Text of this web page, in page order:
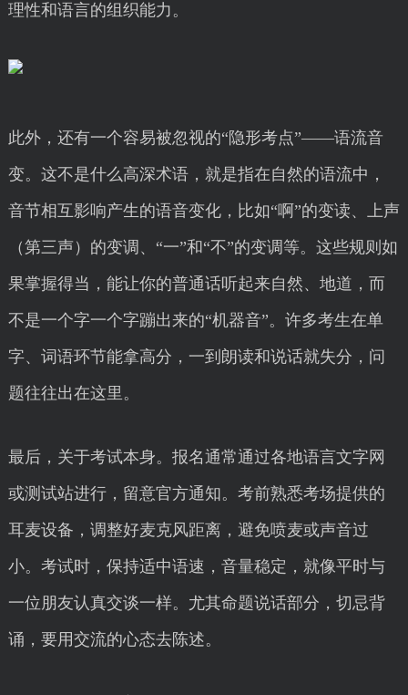
理性和语言的组织能力。
此外，还有一个容易被忽视的“隐形考点”——语流音
变。这不是什么高深术语，就是指在自然的语流中，
音节相互影响产生的语音变化，比如“啊”的变读、上声
（第三声）的变调、“一”和“不”的变调等。这些规则如
果掌握得当，能让你的普通话听起来自然、地道，而
不是一个字一个字蹦出来的“机器音”。许多考生在单
字、词语环节能拿高分，一到朗读和说话就失分，问
题往往出在这里。
最后，关于考试本身。报名通常通过各地语言文字网
或测试站进行，留意官方通知。考前熟悉考场提供的
耳麦设备，调整好麦克风距离，避免喷麦或声音过
小。考试时，保持适中语速，音量稳定，就像平时与
一位朋友认真交谈一样。尤其命题说话部分，切忌背
诵，要用交流的心态去陈述。